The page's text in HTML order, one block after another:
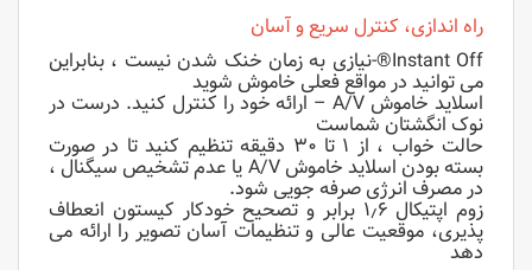
راه اندازی، کنترل سریع و آسان
Instant Off®-نیازی به زمان خنک شدن نیست ، بنابراین
می توانید در مواقع فعلی خاموش شوید
اسلاید خاموش A/V – ارائه خود را کنترل کنید. درست در
نوک انگشتان شماست
حالت خواب ، از ۱ تا ۳۰ دقیقه تنظیم کنید تا در صورت
بسته بودن اسلاید خاموش A/V یا عدم تشخیص سیگنال ،
در مصرف انرژی صرفه جویی شود.
زوم اپتیکال ۱٫۶ برابر و تصحیح خودکار کیستون انعطاف
پذیری، موقعیت عالی و تنظیمات آسان تصویر را ارائه می
دهد